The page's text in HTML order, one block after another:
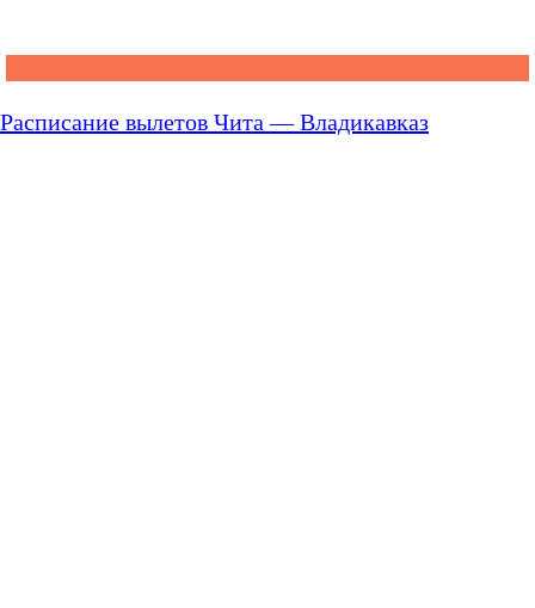
Расписание вылетов Чита — Владикавказ